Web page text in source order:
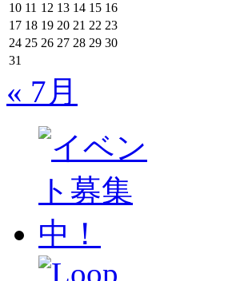
10 11 12 13 14 15 16
17 18 19 20 21 22 23
24 25 26 27 28 29 30
31
« 7月